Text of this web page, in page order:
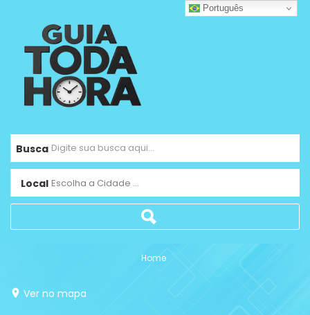
Busca
Local Escolha a Cidade ...
Home
Ver no mapa
Português